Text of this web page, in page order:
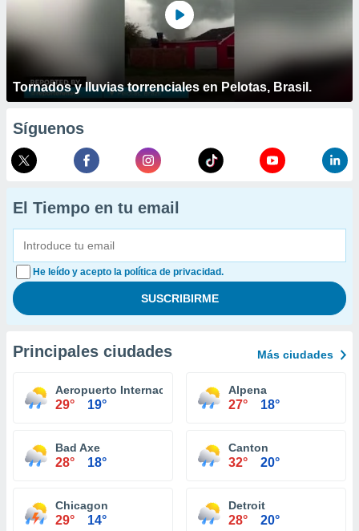
Tornados y lluvias torrenciales en Pelotas, Brasil.
Síguenos
El Tiempo en tu email
He leído y acepto la política de privacidad.
Principales ciudades Más ciudades
Aeropuerto Internacional Kalamazoo / Battle Creek
29° 19°
Alpena
27° 18°
Bad Axe
28° 18°
Canton
32° 20°
Chicagon
29° 14°
Detroit
28° 20°